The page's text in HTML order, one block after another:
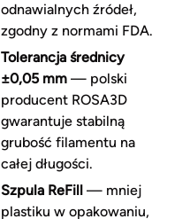
odnawialnych źródeł,
zgodny z normami FDA.
Tolerancja średnicy
±0,05 mm— polski
producent ROSA3D
gwarantuje stabilną
grubość filamentu na
całej długości.
Szpula ReFill— mniej
plastiku w opakowaniu,